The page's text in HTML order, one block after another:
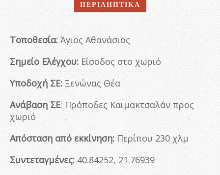
ΠΕΡΙΛΗΠΤΙΚΑ
Τοποθεσία:Άγιος Αθανάσιος
Σημείο Ελέγχου:Είσοδος στο χωριό
Υποδοχή ΣΕ: Ξενώνας Θέα
Ανάβαση ΣΕ: Πρόποδες Καιμακτσαλάν προς
χωριό
Απόσταση από εκκίνηση: Περίπου 230 χλμ
Συντεταγμένες: 40.84252, 21.76939